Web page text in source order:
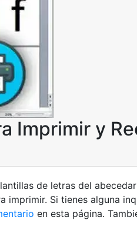
Imprimir y
de letras del
imprimir. Si tienes alguna
en esta página.